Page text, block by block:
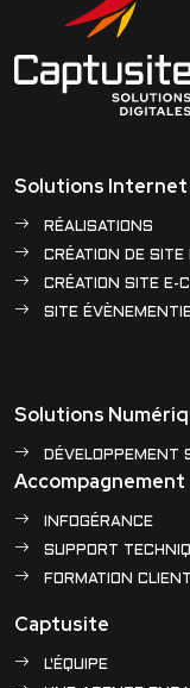
Solutions Internet
RÉALISATIONS
CRÉATION DE SITE
CRÉATION SITE E-
SITE
Solutions
DÉVELOPPEMENT
Accompagnement
INFOGÉRANCE
SUPPORT
FORMATION
Captusite
L'ÉQUIPE